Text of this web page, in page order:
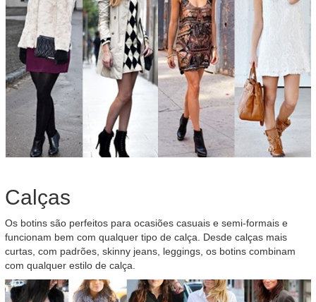
Calças
Os botins são perfeitos para ocasiões casuais e semi-formais e
funcionam bem com qualquer tipo de calça. Desde calças mais
curtas, com padrões, skinny jeans, leggings, os botins combinam
com qualquer estilo de calça.